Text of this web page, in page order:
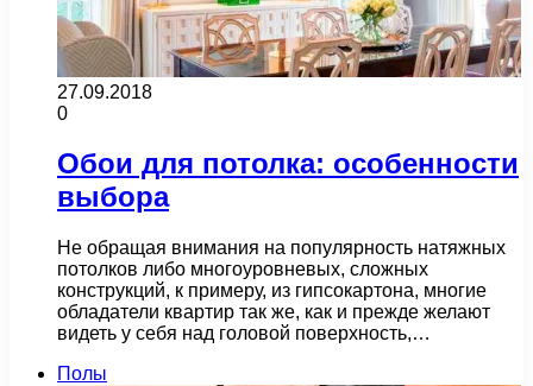
27.09.2018
0
Обои для потолка: особенности
выбора
Не обращая внимания на популярность натяжных
потолков либо многоуровневых, сложных
конструкций, к примеру, из гипсокартона, многие
обладатели квартир так же, как и прежде желают
видеть у себя над головой поверхность,…
Полы